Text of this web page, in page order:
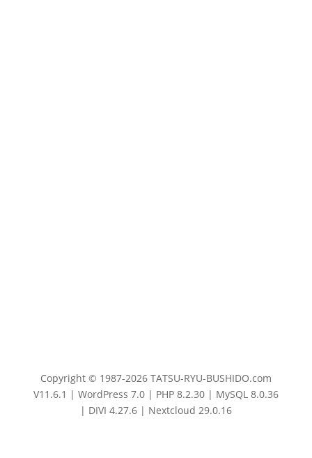
Copyright © 1987-2026 TATSU-RYU-BUSHIDO.com
V11.6.1 | WordPress 7.0 | PHP 8.2.30 | MySQL 8.0.36
| DIVI 4.27.6 | Nextcloud 29.0.16